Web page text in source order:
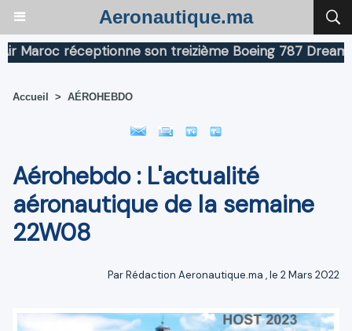
Aeronautique.ma
réceptionne son treizième Boeing 787 Dreamliner
Accueil > AÉROHEBDO
Aérohebdo : L'actualité
aéronautique de la semaine
22W08
ParRédaction Aeronautique.ma , le 2 Mars 2022